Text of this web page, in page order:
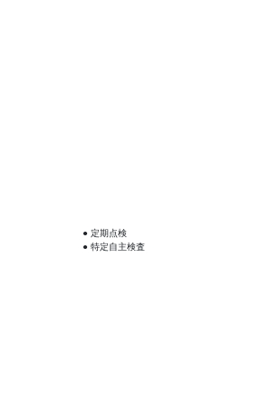
● 定期点検
● 特定自主検査